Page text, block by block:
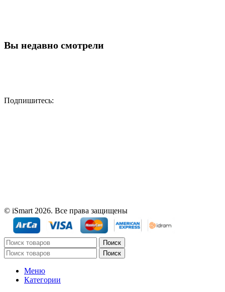
Вы недавно смотрели
Подпишитесь:
© iSmart 2026. Все права защищены
Поиск
Поиск
Меню
Категории